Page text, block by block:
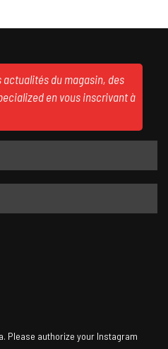
du magasin, des
en vous inscrivant à
Please authorize your Instagram